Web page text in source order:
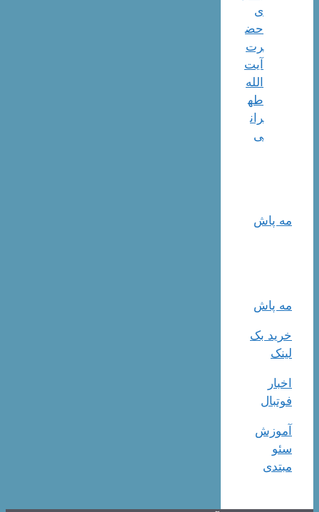
ی
حض
رت
آیت
الله
طه
ران
ی
مه پاش
مه پاش
خرید بک
لینک
اخبار
فوتبال
آموزش
سئو
مبتدی